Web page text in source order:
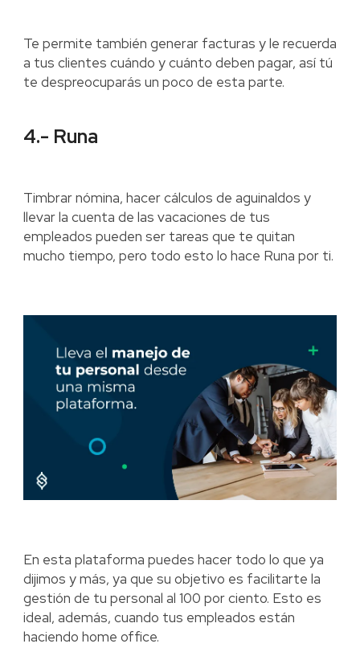
Te permite también generar facturas y le recuerda
a tus clientes cuándo y cuánto deben pagar, así tú
te despreocuparás un poco de esta parte.
4.- Runa
Timbrar nómina, hacer cálculos de aguinaldos y
llevar la cuenta de las vacaciones de tus
empleados pueden ser tareas que te quitan
mucho tiempo, pero todo esto lo hace Runa por ti.
En esta plataforma puedes hacer todo lo que ya
dijimos y más, ya que su objetivo es facilitarte la
gestión de tu personal al 100 por ciento. Esto es
ideal, además, cuando tus empleados están
haciendo home office.